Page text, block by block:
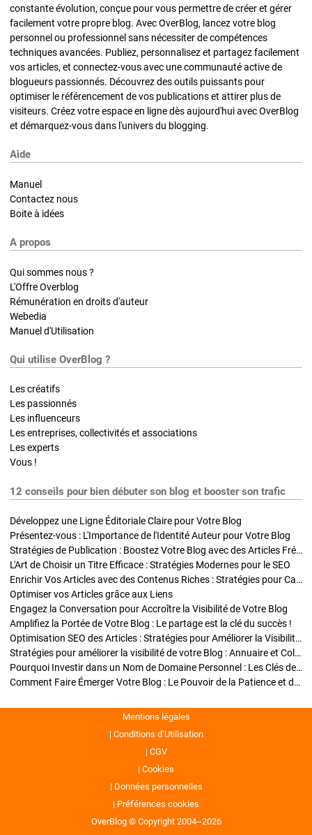
constante évolution, conçue pour vous permettre de créer et gérer
facilement votre propre blog. Avec OverBlog, lancez votre blog
personnel ou professionnel sans nécessiter de compétences
techniques avancées. Publiez, personnalisez et partagez facilement
vos articles, et connectez-vous avec une communauté active de
blogueurs passionnés. Découvrez des outils puissants pour
optimiser le référencement de vos publications et attirer plus de
visiteurs. Créez votre espace en ligne dès aujourd'hui avec OverBlog
et démarquez-vous dans l'univers du blogging.
Aide
Manuel
Contactez nous
Boite à idées
A propos
Qui sommes nous ?
L'Offre Overblog
Rémunération en droits d'auteur
Webedia
Manuel d'Utilisation
Qui utilise OverBlog ?
Les créatifs
Les passionnés
Les influenceurs
Les entreprises, collectivités et associations
Les experts
Vous !
12 conseils pour bien débuter son blog et booster son trafic
Développez une Ligne Éditoriale Claire pour Votre Blog
Présentez-vous : L'Importance de l'Identité Auteur pour Votre Blog
Stratégies de Publication : Boostez Votre Blog avec des Articles Fréquents et Exclusifs
L'Art de Choisir un Titre Efficace : Stratégies Modernes pour le SEO
Enrichir Vos Articles avec des Contenus Riches : Stratégies pour Captiver et Optimiser
Optimiser vos Articles grâce aux Liens
Engagez la Conversation pour Accroître la Visibilité de Votre Blog
Amplifiez la Portée de Votre Blog : Le partage est la clé du succès !
Optimisation SEO des Articles : Stratégies pour Améliorer la Visibilité de Votre Blog
Stratégies pour améliorer la visibilité de votre Blog : Annuaire et Collaborations
Pourquoi Investir dans un Nom de Domaine Personnel : Les Clés de la Réussite de Votre Blog
Comment Faire Émerger Votre Blog : Le Pouvoir de la Patience et de la Persévérance
Mentions légales
Conditions d’Utilisation
CGV
Cookies
Données personnelles
Préférences cookies
OverBlog © Copyright 2004--2026